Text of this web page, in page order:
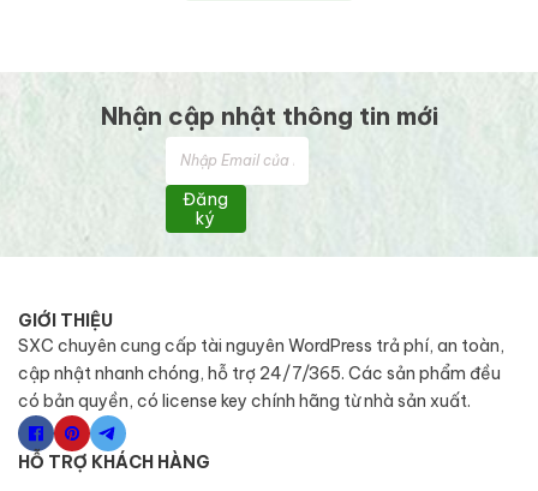
Nhận cập nhật thông tin mới
Đăng
ký
GIỚI THIỆU
SXC chuyên cung cấp tài nguyên WordPress trả phí, an toàn,
cập nhật nhanh chóng, hỗ trợ 24/7/365. Các sản phẩm đều
có bản quyền, có license key chính hãng từ nhà sản xuất.
HỖ TRỢ KHÁCH HÀNG